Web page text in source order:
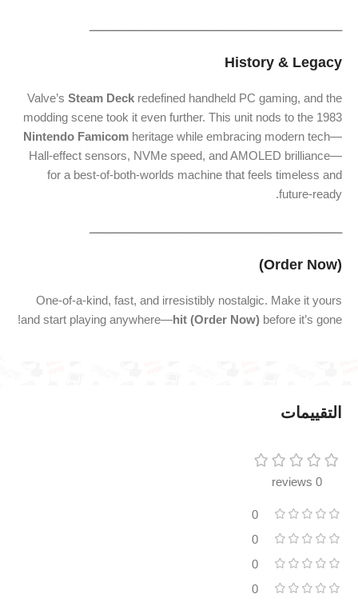
ـــــــــــــــــــــــــــــــــــــــــــــــــــــــــــــــــــــــــــــــ
History & Legacy
Valve’s Steam Deck redefined handheld PC gaming, and the
modding scene took it even further. This unit nods to the 1983
Nintendo Famicom heritage while embracing modern tech—
Hall‑effect sensors, NVMe speed, and AMOLED brilliance—
for a best‑of‑both‑worlds machine that feels timeless and
future‑ready.
ـــــــــــــــــــــــــــــــــــــــــــــــــــــــــــــــــــــــــــــــ
(Order Now)
One‑of‑a‑kind, fast, and irresistibly nostalgic. Make it yours
and start playing anywhere—hit (Order Now) before it’s gone!
التقييمات
0 reviews
0
0
0
0